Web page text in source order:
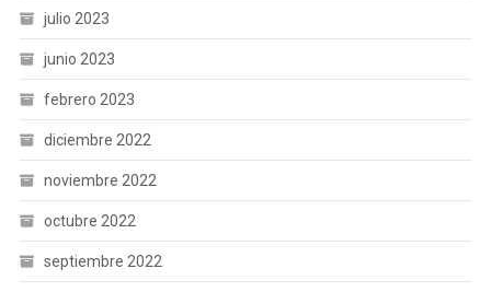
julio 2023
junio 2023
febrero 2023
diciembre 2022
noviembre 2022
octubre 2022
septiembre 2022